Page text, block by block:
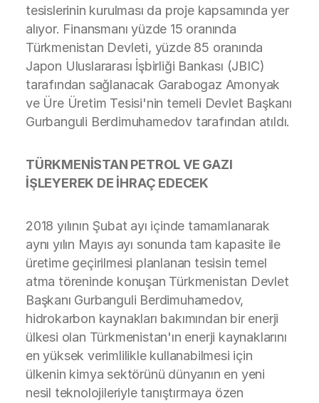
tesislerinin kurulması da proje kapsamında yer
alıyor. Finansmanı yüzde 15 oranında
Türkmenistan Devleti, yüzde 85 oranında
Japon Uluslararası İşbirliği Bankası (JBIC)
tarafından sağlanacak Garabogaz Amonyak
ve Üre Üretim Tesisi'nin temeli Devlet Başkanı
Gurbanguli Berdimuhamedov tarafından atıldı.
TÜRKMENİSTAN PETROL VE GAZI
İŞLEYEREK DE İHRAÇ EDECEK
2018 yılının Şubat ayı içinde tamamlanarak
aynı yılın Mayıs ayı sonunda tam kapasite ile
üretime geçirilmesi planlanan tesisin temel
atma töreninde konuşan Türkmenistan Devlet
Başkanı Gurbanguli Berdimuhamedov,
hidrokarbon kaynakları bakımından bir enerji
ülkesi olan Türkmenistan'ın enerji kaynaklarını
en yüksek verimlilikle kullanabilmesi için
ülkenin kimya sektörünü dünyanın en yeni
nesil teknolojileriyle tanıştırmaya özen